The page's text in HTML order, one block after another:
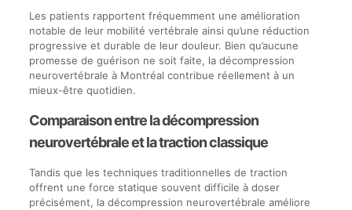
Les patients rapportent fréquemment une amélioration
notable de leur mobilité vertébrale ainsi qu’une réduction
progressive et durable de leur douleur. Bien qu’aucune
promesse de guérison ne soit faite, la décompression
neurovertébrale à Montréal contribue réellement à un
mieux-être quotidien.
Comparaison entre la décompression
neurovertébrale et la traction classique
Tandis que les techniques traditionnelles de traction
offrent une force statique souvent difficile à doser
précisément, la décompression neurovertébrale améliore